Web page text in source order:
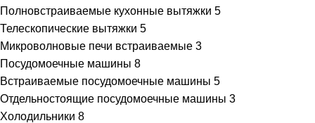
Полновстраиваемые кухонные вытяжки 5
Телескопические вытяжки 5
Микроволновые печи встраиваемые 3
Посудомоечные машины 8
Встраиваемые посудомоечные машины 5
Отдельностоящие посудомоечные машины 3
Холодильники 8